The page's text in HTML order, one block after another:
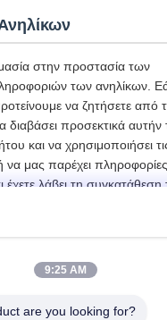
στην προστασία των
των ανηλίκων.
να ζητήσετε από
διαβάσει προσεκτικά αυτήν
και να χρησιμοποιήσει
να μας παρέχει
λάβει τη συγκατάθεση
9:25 AM
are you looking for?